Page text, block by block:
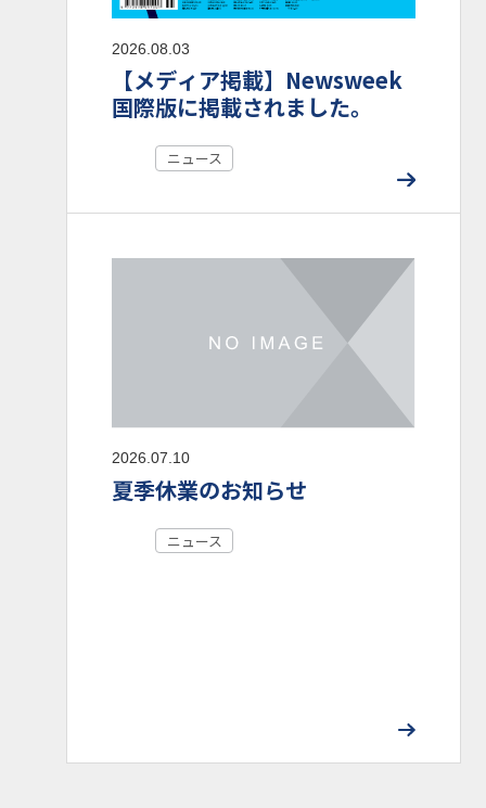
2026.08.03
【メディア掲載】Newsweek
国際版に掲載されました。
ニュース
2026.07.10
夏季休業のお知らせ
ニュース